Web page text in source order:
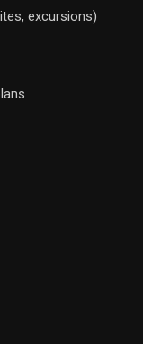
excursions)